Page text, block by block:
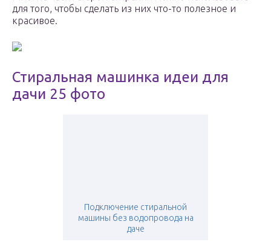
для того, чтобы сделать из них что-то полезное и
красивое.
Стиральная машинка идеи для
дачи 25 фото
Подключение стиральной
машины без водопровода на
даче